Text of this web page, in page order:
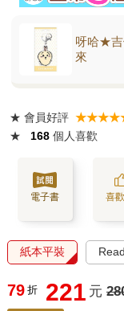
呀哈★吉
來
★ 會員好評 ★★★★★
★
168 個人喜歡
電子書 喜
紙本平裝
79 折 221 元